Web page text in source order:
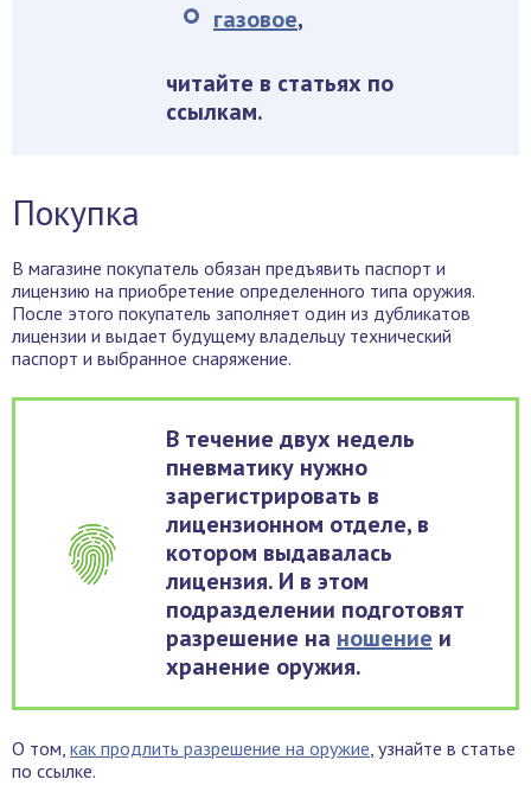
газовое,
читайте в статьях по
ссылкам.
Покупка
В магазине покупатель обязан предъявить паспорт и
лицензию на приобретение определенного типа оружия.
После этого покупатель заполняет один из дубликатов
лицензии и выдает будущему владельцу технический
паспорт и выбранное снаряжение.
В течение двух недель
пневматику нужно
зарегистрировать в
лицензионном отделе, в
котором выдавалась
лицензия. И в этом
подразделении подготовят
разрешение на ношение и
хранение оружия.
О том, как продлить разрешение на оружие, узнайте в статье
по ссылке.